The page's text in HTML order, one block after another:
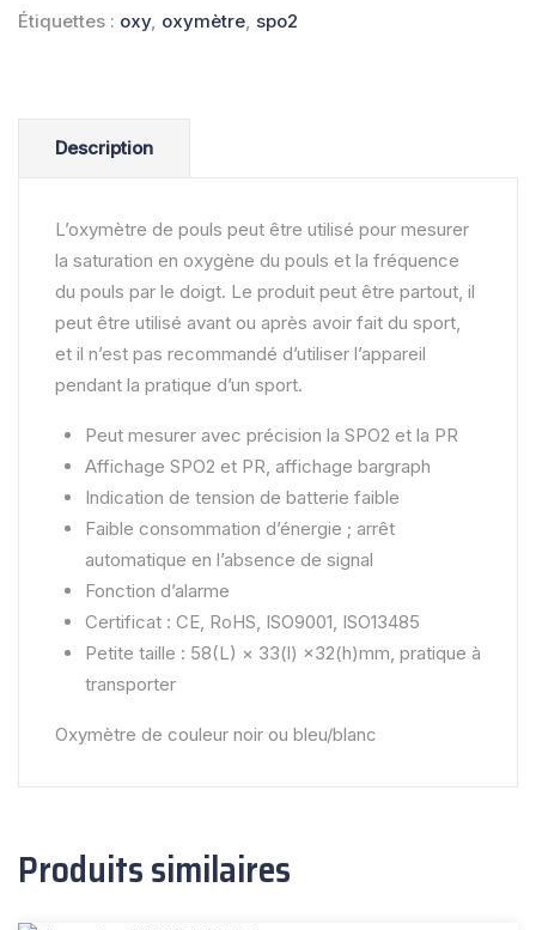
Étiquettes : oxy, oxymètre, spo2
Description
L’oxymètre de pouls peut être utilisé pour mesurer
la saturation en oxygène du pouls et la fréquence
du pouls par le doigt. Le produit peut être partout, il
peut être utilisé avant ou après avoir fait du sport,
et il n’est pas recommandé d’utiliser l’appareil
pendant la pratique d’un sport.
Peut mesurer avec précision la SPO2 et la PR
Affichage SPO2 et PR, affichage bargraph
Indication de tension de batterie faible
Faible consommation d’énergie ; arrêt
automatique en l’absence de signal
Fonction d’alarme
Certificat : CE, RoHS, ISO9001, ISO13485
Petite taille : 58(L) × 33(l) ×32(h)mm, pratique à
transporter
Oxymètre de couleur noir ou bleu/blanc
Produits similaires